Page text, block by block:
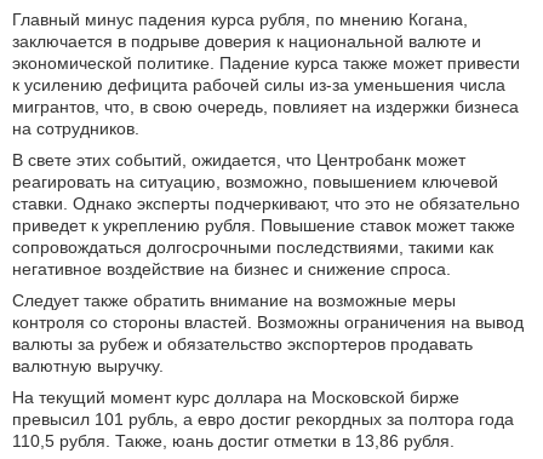
Главный минус падения курса рубля, по мнению Когана,
заключается в подрыве доверия к национальной валюте и
экономической политике. Падение курса также может привести
к усилению дефицита рабочей силы из-за уменьшения числа
мигрантов, что, в свою очередь, повлияет на издержки бизнеса
на сотрудников.
В свете этих событий, ожидается, что Центробанк может
реагировать на ситуацию, возможно, повышением ключевой
ставки. Однако эксперты подчеркивают, что это не обязательно
приведет к укреплению рубля. Повышение ставок может также
сопровождаться долгосрочными последствиями, такими как
негативное воздействие на бизнес и снижение спроса.
Следует также обратить внимание на возможные меры
контроля со стороны властей. Возможны ограничения на вывод
валюты за рубеж и обязательство экспортеров продавать
валютную выручку.
На текущий момент курс доллара на Московской бирже
превысил 101 рубль, а евро достиг рекордных за полтора года
110,5 рубля. Также, юань достиг отметки в 13,86 рубля.